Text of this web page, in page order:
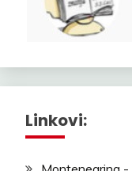
Linkovi: